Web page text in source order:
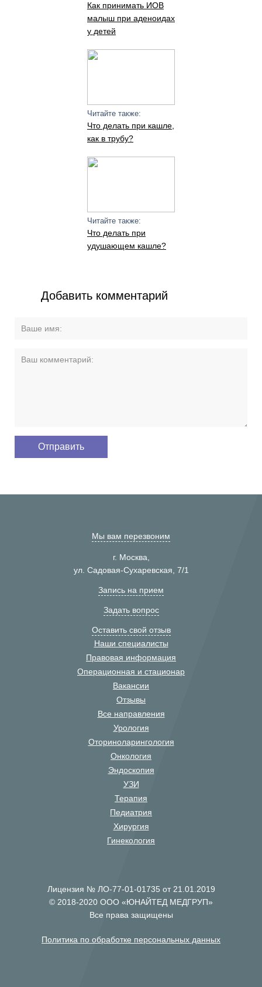
Как принимать ИОВ
малыш при аденоидах
у детей
Читайте также:
Что делать при кашле,
как в трубу?
Читайте также:
Что делать при
удушающем кашле?
Добавить комментарий
Мы вам перезвоним
г. Москва,
ул. Садовая-Сухаревская, 7/1
Запись на прием
Задать вопрос
Оставить свой отзыв
Наши специалисты
Правовая информация
Операционная и стационар
Вакансии
Отзывы
Все направления
Урология
Оториноларингология
Онкология
Эндоскопия
УЗИ
Терапия
Педиатрия
Хирургия
Гинекология
Лицензия № ЛО-77-01-01735 от 21.01.2019
© 2018-2020 ООО «ЮНАЙТЕД МЕДГРУП»
Все права защищены
Политика по обработке персональных данных